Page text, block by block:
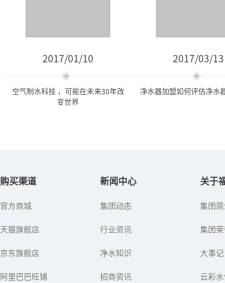
2017/01/10
空气制水科技 ，可能在未来30年改
变世界
空气制水是为了解决水资
空气制水顾名思义就是从
经推出，大多数人都对空
2017/03/13
净水器加盟如何评估净水
很多被丰厚的净水利
的吸引投资者在选择
困境，那么怎么评估
购买渠道
官方商城
天猫旗舰店
京东旗舰店
阿里巴巴旺铺
新闻中心
集团动态
行业资讯
净水知识
招商资讯
关于
集团
集团
大事记
云彩